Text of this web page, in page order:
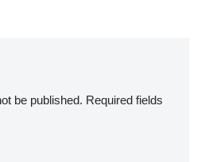
be published. Required fields